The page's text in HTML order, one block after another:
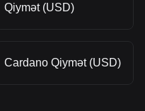
Qiymət (USD)
Cardano Qiymət (USD)